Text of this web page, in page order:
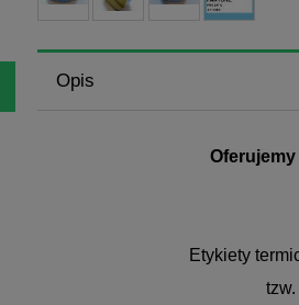
Opis
Etykiety